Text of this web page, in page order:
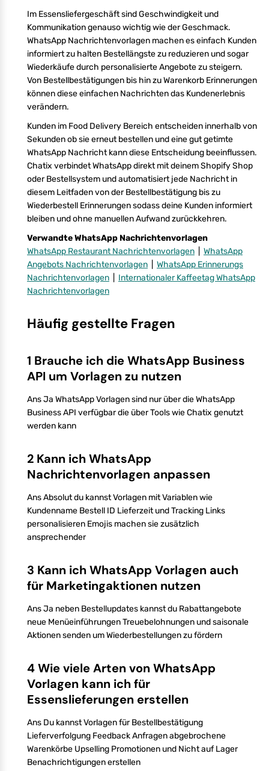
Im Essensliefergeschäft sind Geschwindigkeit und
Kommunikation genauso wichtig wie der Geschmack.
WhatsApp Nachrichtenvorlagen machen es einfach Kunden
informiert zu halten Bestellängste zu reduzieren und sogar
Wiederkäufe durch personalisierte Angebote zu steigern.
Von Bestellbestätigungen bis hin zu Warenkorb Erinnerungen
können diese einfachen Nachrichten das Kundenerlebnis
verändern.
Kunden im Food Delivery Bereich entscheiden innerhalb von
Sekunden ob sie erneut bestellen und eine gut getimte
WhatsApp Nachricht kann diese Entscheidung beeinflussen.
Chatix verbindet WhatsApp direkt mit deinem Shopify Shop
oder Bestellsystem und automatisiert jede Nachricht in
diesem Leitfaden von der Bestellbestätigung bis zu
Wiederbestell Erinnerungen sodass deine Kunden informiert
bleiben und ohne manuellen Aufwand zurückkehren.
Verwandte WhatsApp Nachrichtenvorlagen
WhatsApp Restaurant Nachrichtenvorlagen
WhatsApp
Angebots Nachrichtenvorlagen
WhatsApp Erinnerungs
Nachrichtenvorlagen
Internationaler Kaffeetag WhatsApp
Nachrichtenvorlagen
Häufig gestellte Fragen
1 Brauche ich die WhatsApp Business
API um Vorlagen zu nutzen
Ans Ja WhatsApp Vorlagen sind nur über die WhatsApp
Business API verfügbar die über Tools wie Chatix genutzt
werden kann
2 Kann ich WhatsApp
Nachrichtenvorlagen anpassen
Ans Absolut du kannst Vorlagen mit Variablen wie
Kundenname Bestell ID Lieferzeit und Tracking Links
personalisieren Emojis machen sie zusätzlich
ansprechender
3 Kann ich WhatsApp Vorlagen auch
für Marketingaktionen nutzen
Ans Ja neben Bestellupdates kannst du Rabattangebote
neue Menüeinführungen Treuebelohnungen und saisonale
Aktionen senden um Wiederbestellungen zu fördern
4 Wie viele Arten von WhatsApp
Vorlagen kann ich für
Essenslieferungen erstellen
Ans Du kannst Vorlagen für Bestellbestätigung
Lieferverfolgung Feedback Anfragen abgebrochene
Warenkörbe Upselling Promotionen und Nicht auf Lager
Benachrichtigungen erstellen